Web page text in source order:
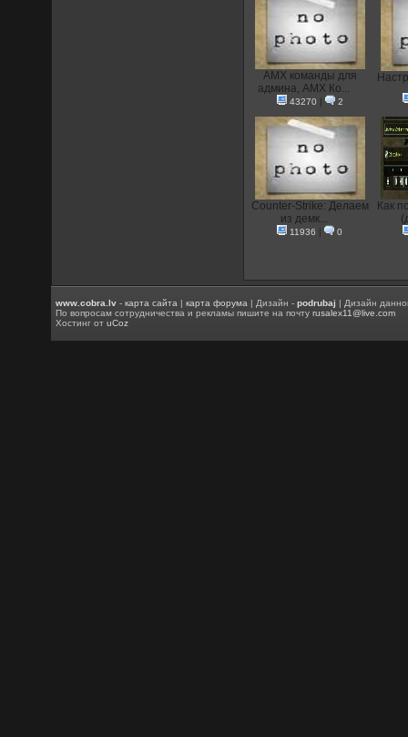
AMX команды для
админа, AMX Ко...
43270 | 2
Counter-Strike: Делаем
из демк...
11936 | 0
Как
www.cobra.lv -карта сайта |карта форума | Дизайн -podrubaj | Дизайн
По вопросам сотрудничества и рекламы пишите на почтуrusalex11@live.com
Хостинг отuCoz